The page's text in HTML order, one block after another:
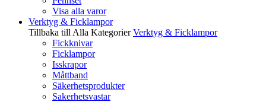
Visa alla varor
Verktyg & Ficklampor
Tillbaka till Alla Kategorier Verktyg & Ficklampor
Fickknivar
Ficklampor
Isskrapor
Måttband
Säkerhetsprodukter
Sakerhetsvastar